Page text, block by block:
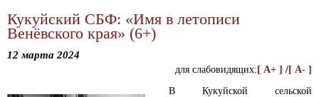
Кукуйский СБФ: «Имя в летописи
Венëвского края» (6+)
12 марта 2024
для слабовидящих: [ A+ ] /[ A- ]
В Кукуйской сельской